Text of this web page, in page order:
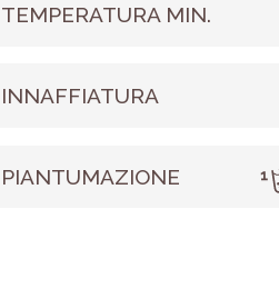
TEMPERATURA MIN.
INNAFFIATURA
PIANTUMAZIONE